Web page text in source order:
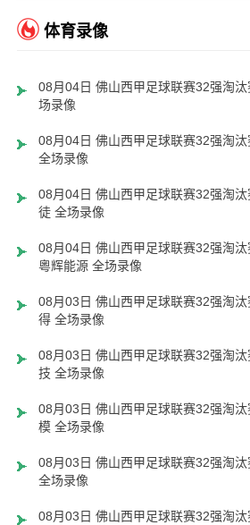
体育录像
08月04日 佛山西甲足球联赛32强淘
场录像
08月04日 佛山西甲足球联赛32强淘汰
全场录像
08月04日 佛山西甲足球联赛32强淘汰
徒 全场录像
08月04日 佛山西甲足球联赛32强淘
粵辉能源 全场录像
08月03日 佛山西甲足球联赛32强淘汰
得 全场录像
08月03日 佛山西甲足球联赛32强淘汰
技 全场录像
08月03日 佛山西甲足球联赛32强淘汰
模 全场录像
08月03日 佛山西甲足球联赛32强淘汰
全场录像
08月03日 佛山西甲足球联赛32强淘汰